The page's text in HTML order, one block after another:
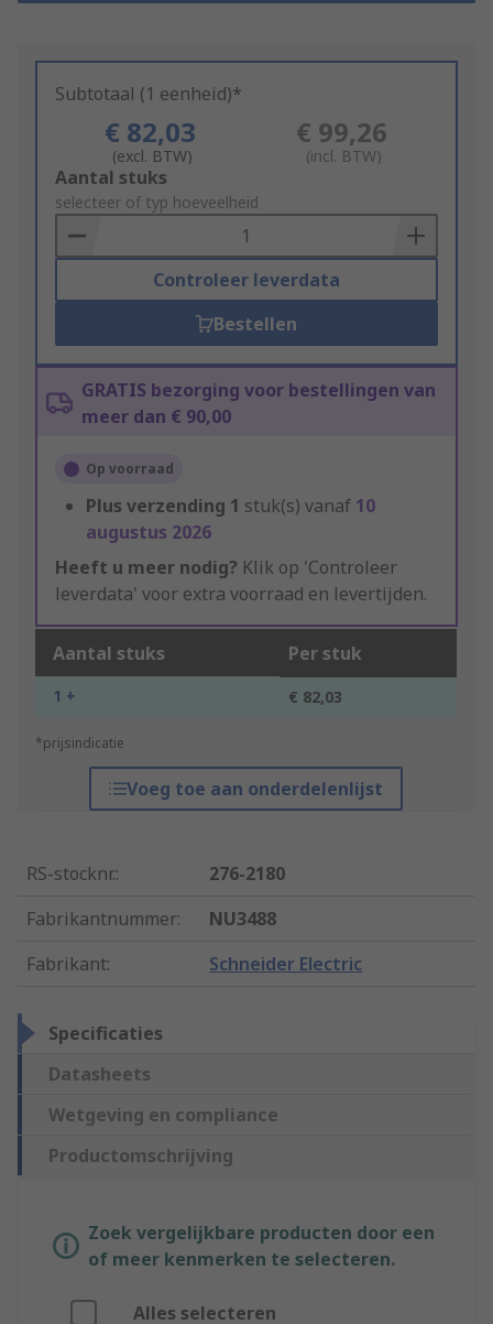
Subtotaal (1 eenheid)*
€ 82,03
(excl. BTW)
€ 99,26
(incl. BTW)
Add
to
Basket
Aantal stuks
selecteer of typ hoeveelheid
Controleer leverdata
Bestellen
GRATIS bezorging voor bestellingen van
meer dan € 90,00
Op voorraad
Plus verzending 1 stuk(s) vanaf 10
augustus 2026
Heeft u meer nodig? Klik op 'Controleer
leverdata' voor extra voorraad en levertijden.
Aantal stuks Per stuk
1 + € 82,03
*prijsindicatie
Voeg toe aan onderdelenlijst
RS-stocknr.:
276-2180
Fabrikantnummer:
NU3488
Fabrikant: Schneider Electric
Specificaties
Datasheets
Wetgeving en compliance
Productomschrijving
Zoek vergelijkbare producten door een
of meer kenmerken te selecteren.
Alles selecteren